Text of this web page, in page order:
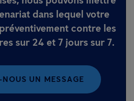
dans lequel votre
contre les
sur 24 et 7 jours sur 7.
NOUS UN MESSAGE